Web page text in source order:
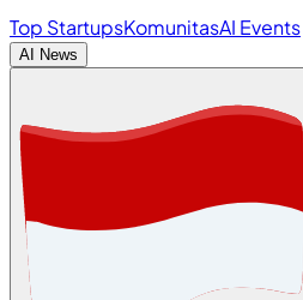
Top StartupsKomunitasAI Events
AI News